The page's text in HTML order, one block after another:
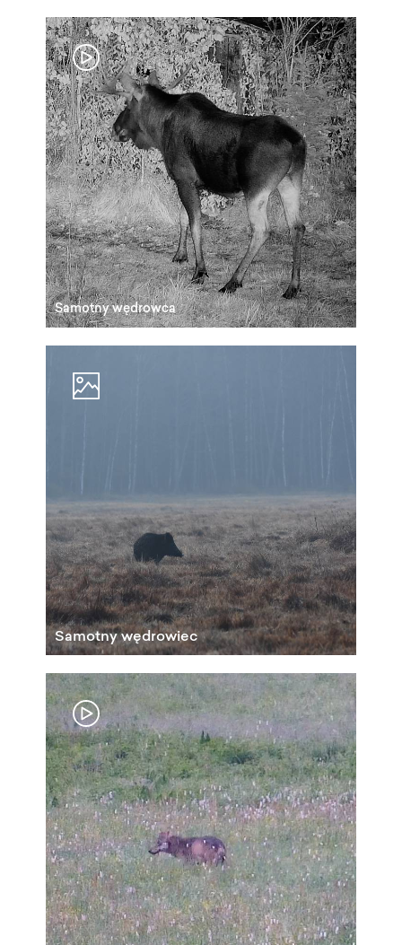
Samotny wędrowca
Samotny wędrowiec